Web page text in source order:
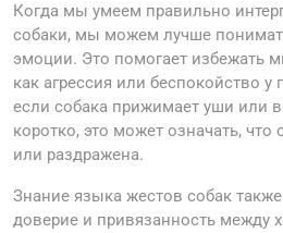
Когда мы умеем правильно
собаки, мы можем лучше
эмоции. Это помогает избежать
как агрессия или беспокойство
если собака прижимает уши или
коротко, это может означать,
или раздражена.
Знание языка жестов собак
доверие и привязанность между